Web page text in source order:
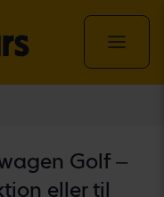
Golf –
eller til